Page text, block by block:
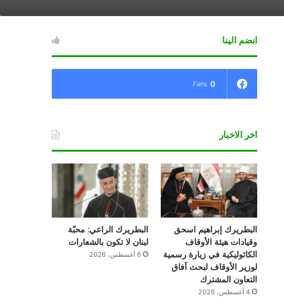
انضم الينا
0
Fans
اخر الاخبار
البطريرك إبراهيم اسحق
وقيادات هيئة الأوقاف
الكاثوليكية في زيارة رسمية
لوزير الأوقاف لبحث آفاق
التعاون المشترك
4 أغسطس، 2026
البطريرك الراعي: محبّة
لبنان لا تكون بالشعارات
6 أغسطس، 2026